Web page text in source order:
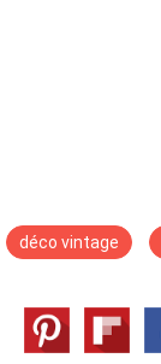
déco vintage